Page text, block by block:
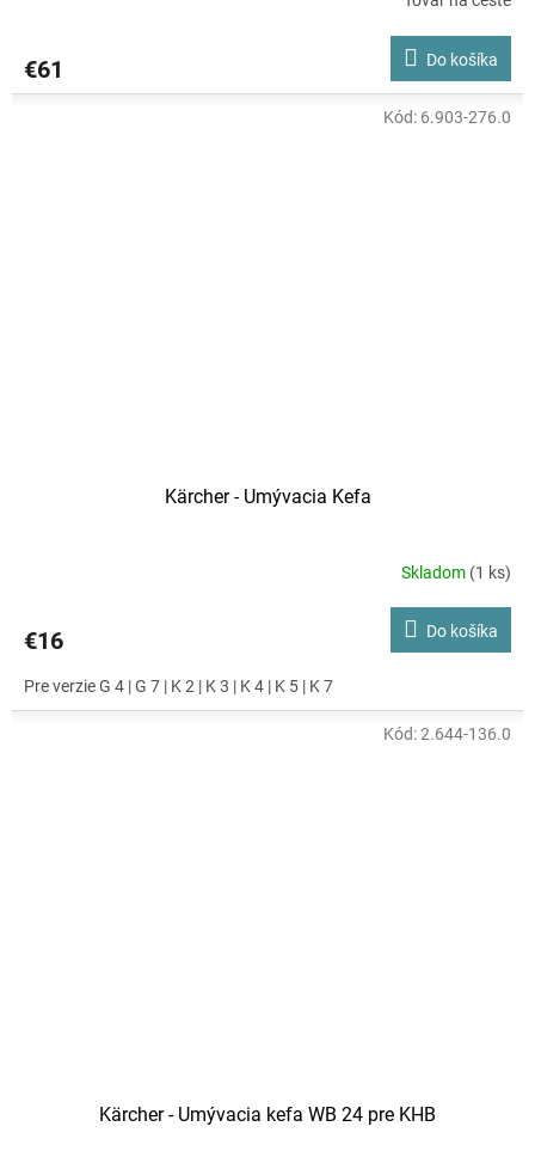
€61 Do košíka
Kärcher - Umývacia Kefa
Skladom (1 ks)
€16 Do košíka
Pre verzie G 4 | G 7 | K 2 | K 3 | K 4 | K 5 | K 7
Kód: 6.903-276.0
Kärcher - Umývacia kefa WB 24 pre KHB
Kód:2.644-136.0